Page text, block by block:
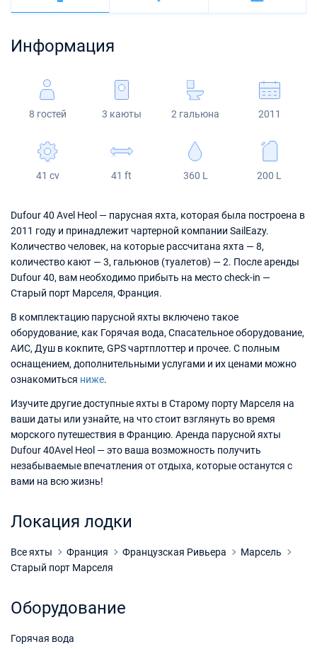
Мугла
ACI Марина Дубровник
Марина Веруда
Lagoon
Bali
Fountaine Pajot
Leopard
Bali 4.6
Bali 5.4
Astrea 42
Excess 11
Oceanis 51.1
Jeanneau 54
Sun Odyssey 440
Sun Odyssey 410
Dufour 46 GL
Сент-Люсия
Информация
8 гостей 3 каюты 2 гальюна 2011
41 cv 41 ft 360 L 200 L
Dufour 40 Avel Heol — парусная яхта, которая была построена в
2011 году и принадлежит чартерной компании SailEazy.
Количество человек, на которые рассчитана яхта — 8,
количество кают — 3, гальюнов (туалетов) — 2. После аренды
Dufour 40, вам необходимо прибыть на место check-in —
Старый порт Марселя, Франция.
В комплектацию парусной яхты включено такое
оборудование, как Горячая вода, Спасательное оборудование,
АИС, Душ в кокпите, GPS чартплоттер и прочее. С полным
оснащением, дополнительными услугами и их ценами можно
ознакомиться ниже.
Изучите другие доступные яхты в Старому порту Марселя на
ваши даты или узнайте, на что стоит взглянуть во время
морского путешествия в Францию. Аренда парусной яхты
Dufour 40Avel Heol — это ваша возможность получить
незабываемые впечатления от отдыха, которые останутся с
вами на всю жизнь!
Локация лодки
Все яхты Франция Французская Ривьера
Марсель
Старый порт Марселя
Оборудование
Горячая вода